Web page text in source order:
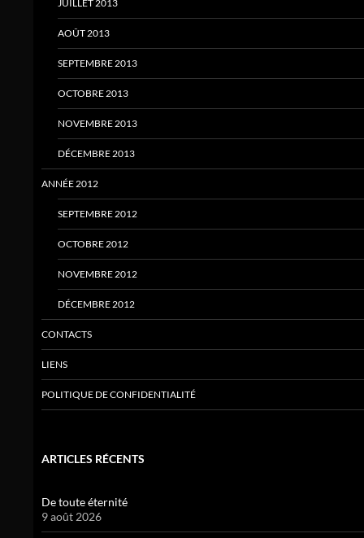
JUILLET 2013
AOÛT 2013
SEPTEMBRE 2013
OCTOBRE 2013
NOVEMBRE 2013
DÉCEMBRE 2013
ANNÉE 2012
SEPTEMBRE 2012
OCTOBRE 2012
NOVEMBRE 2012
DÉCEMBRE 2012
CONTACTS
LIENS
POLITIQUE DE CONFIDENTIALITÉ
ARTICLES RÉCENTS
De toute éternité
9 août 2026